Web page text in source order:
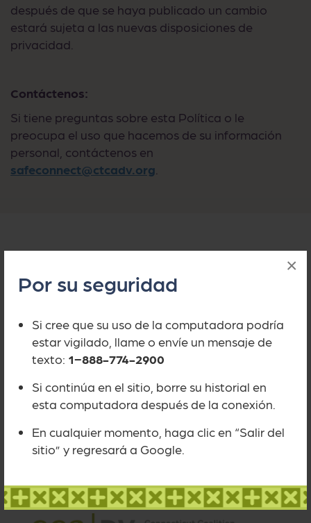
Por su seguridad
Si cree que su uso de la computadora podría
estar vigilado, llame o envíe un mensaje de
texto: 1−888-774-2900
Si continúa en el sitio, borre su historial en
esta computadora después de la conexión.
En cualquier momento, haga clic en “Salir del
sitio” y regresará a Google.
×
después de que se haya publicado un cambio
estará sujeta a las nuevas disposiciones de
privacidad.
Contáctenos:
Si tiene preguntas sobre esta Política o le
preocupa el uso que hacemos de su información
personal, contáctenos en
safeconnect@ctcadv.org
Connect para que podamos
comunidad en los
momentos que más lo
necesita.
Suscríbete a la CCADV